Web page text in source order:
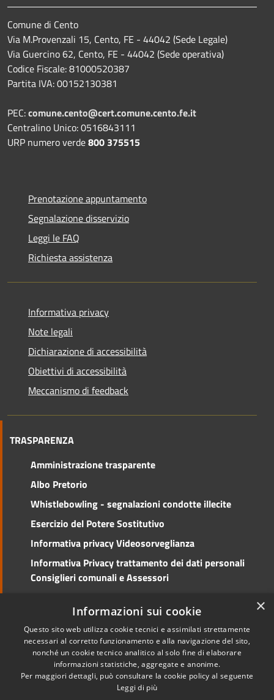
Comune di Cento
Via M.Provenzali 15, Cento, FE - 44042 (Sede Legale)
Via Guercino 62, Cento, FE - 44042 (Sede operativa)
Codice Fiscale: 81000520387
Partita IVA: 00152130381
PEC:comune.cento@cert.comune.cento.fe.it
Centralino Unico: 0516843111
URP numero verde800 375515
Prenotazione appuntamento
Segnalazione disservizio
Leggi le FAQ
Richiesta assistenza
Informativa privacy
Note legali
Dichiarazione di accessibilità
Obiettivi di accessibilità
Meccanismo di feedback
TRASPARENZA
Amministrazione trasparente
Albo Pretorio
Whistlebowling - segnalazioni condotte illecite
Esercizio del Potere Sostitutivo
Informativa privacy Videosorveglianza
Informativa Privacy trattamento dei dati personali
Consiglieri comunali e Assessori
Accessibilità
Copyright © 2026 • Comune di
Cento • Powered by
×
Informazioni sui cookie
Questo sito web utilizza cookie tecnici e assimilati strettamente
necessari al corretto funzionamento e alla navigazione del sito,
nonché un cookie tecnico analitico al solo fine di elaborare
informazioni statistiche, aggregate e anonime.
Per maggiori dettagli, può consultare la cookie policy al seguente
Leggi di più